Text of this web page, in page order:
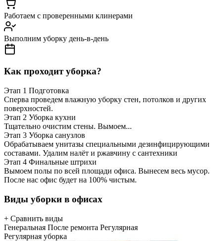
Работаем с проверенными клинерами
Выполним уборку день-в-день
Как проходит уборка?
Этап 1 Подготовка
Сперва проведем влажную уборку стен, потолков и других
поверхностей.
Этап 2 Уборка кухни
Тщательно очистим стены. Вымоем...
Этап 3 Уборка санузлов
Обрабатываем унитазы специальными дезинфицирующими
составами. Удалим налёт и ржавчину с сантехники
Этап 4 Финальные штрихи
Вымоем полы по всей площади офиса. Вынесем весь мусор.
После нас офис будет на 100% чистым.
Виды уборки в офисах
+ Сравнить виды
Генеральная После ремонта Регулярная
Регулярная уборка